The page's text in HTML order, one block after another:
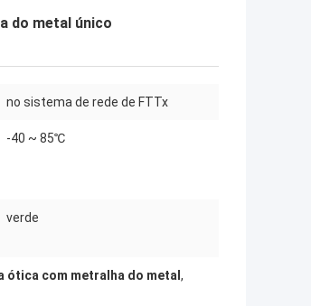
do metal único
no sistema de rede de FTTx
-40 ~ 85℃
verde
ótica com metralha do metal ,